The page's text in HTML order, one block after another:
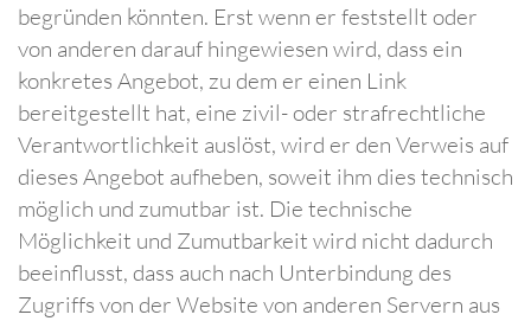
begründen könnten. Erst wenn er feststellt oder
von anderen darauf hingewiesen wird, dass ein
konkretes Angebot, zu dem er einen Link
bereitgestellt hat, eine zivil- oder strafrechtliche
Verantwortlichkeit auslöst, wird er den Verweis auf
dieses Angebot aufheben, soweit ihm dies technisch
möglich und zumutbar ist. Die technische
Möglichkeit und Zumutbarkeit wird nicht dadurch
beeinflusst, dass auch nach Unterbindung des
Zugriffs von der Website von anderen Servern aus